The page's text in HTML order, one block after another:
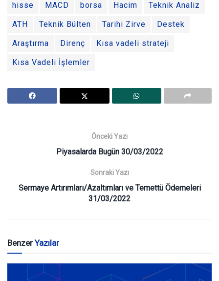
hisse MACD borsa Hacim Teknik Analiz
ATH Teknik Bülten Tarihi Zirve Destek
Araştırma Direnç Kısa vadeli strateji
Kısa Vadeli İşlemler
Önceki Yazı
Piyasalarda Bugün 30/03/2022
Sonraki Yazı
Sermaye Artırımları/Azaltımları ve Temettü Ödemeleri
31/03/2022
BenzerYazılar